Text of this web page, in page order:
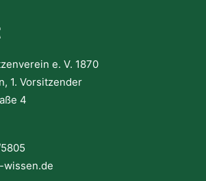
e. V. 1870
1. Vorsitzender
4
wissen.de